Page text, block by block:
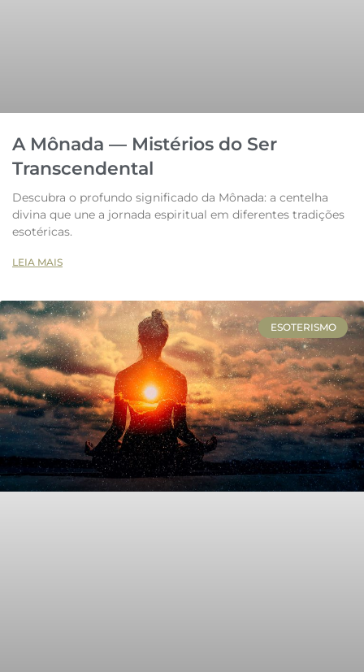
A Mônada — Mistérios do Ser
Transcendental
Descubra o profundo significado da Mônada: a centelha
divina que une a jornada espiritual em diferentes tradições
esotéricas.
LEIA MAIS
ESOTERISMO